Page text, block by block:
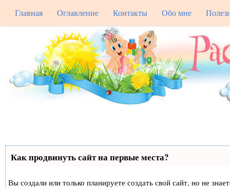
Главная Оглавление Контакты Обо мне
Как продвинуть сайт на первые места?
Вы создали или только планируете создать свой сайт, но не